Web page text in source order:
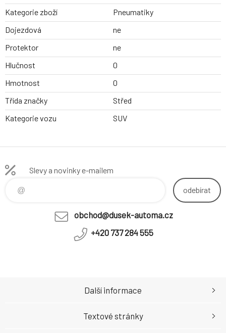
Kategorie zboží
Pneumatiky
Dojezdová
ne
Protektor
ne
Hlučnost
0
Hmotnost
0
Třída značky
Střed
Kategorie vozu
SUV
Slevy a novinky e-mailem
odebírat
obchod@dusek-automa.cz
+420 737 284 555
Další informace
Textové stránky